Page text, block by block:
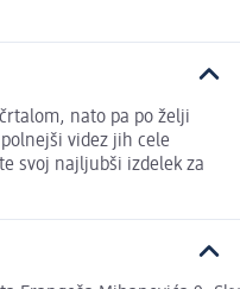
nato pa po želji
videz jih cele
svoj najljubši izdelek za